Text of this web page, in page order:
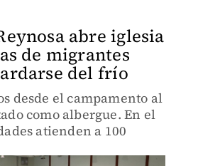
abre iglesia
de migrantes
del frío
desde el campamento al
como albergue. En el
atienden a 100